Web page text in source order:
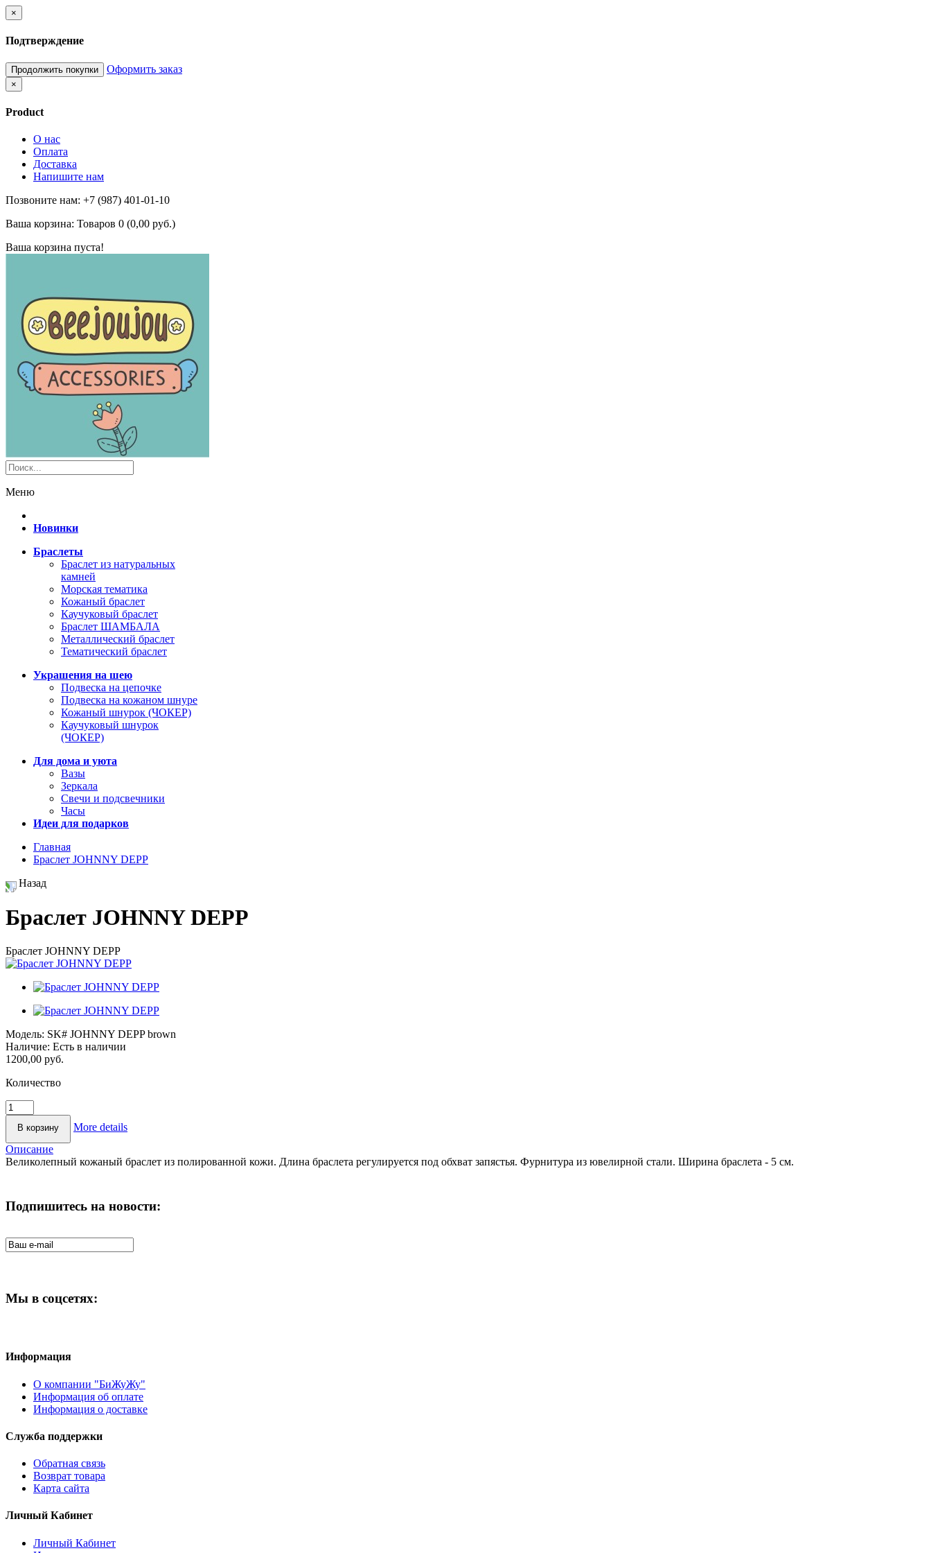
×
Подтверждение
Продолжить покупки Оформить заказ
×
Product
О нас
Оплата
Доставка
Напишите нам
Позвоните нам: +7 (987) 401-01-10
Ваша корзина: Товаров 0 (0,00 руб.)
Ваша корзина пуста!
Меню
Новинки
Браслеты
Браслет из натуральных
камней
Морская тематика
Кожаный браслет
Каучуковый браслет
Браслет ШАМБАЛА
Металлический браслет
Тематический браслет
Украшения на шею
Подвеска на цепочке
Подвеска на кожаном шнуре
Кожаный шнурок (ЧОКЕР)
Каучуковый шнурок
(ЧОКЕР)
Для дома и уюта
Вазы
Зеркала
Свечи и подсвечники
Часы
Идеи для подарков
Главная
Браслет JOHNNY DEPP
Назад
Браслет JOHNNY DEPP
Браслет JOHNNY DEPP
Модель: SK# JOHNNY DEPP brown
Наличие: Есть в наличии
1200,00 руб.
Количество
More details
Описание
Великолепный кожаный браслет из полированной кожи. Длина браслета регулируется под обхват запястья. Фурнитура из ювелирной стали. Ширина браслета - 5 см.
Подпишитесь на новости:
Мы в соцсетях:
Информация
О компании "БиЖуЖу"
Информация об оплате
Информация о доставке
Служба поддержки
Обратная связь
Возврат товара
Карта сайта
Личный Кабинет
Личный Кабинет